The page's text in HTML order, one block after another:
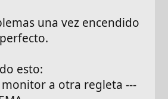
una vez encendido
esto:
monitor a otra regleta ---